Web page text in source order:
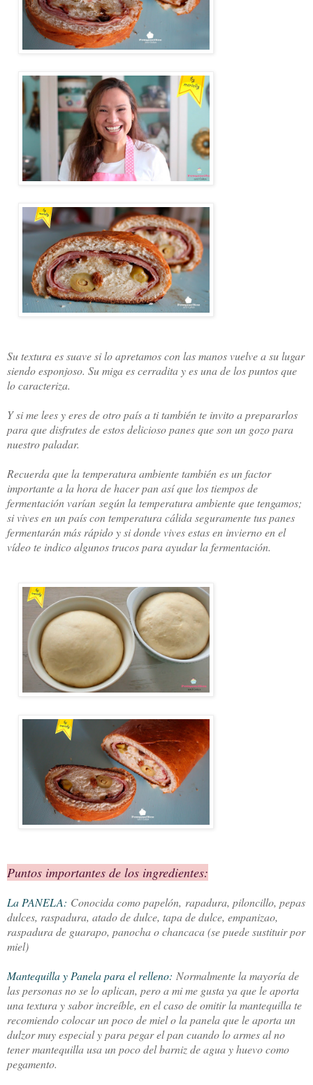
Su textura es suave si lo apretamos con las manos vuelve a su lugar
siendo esponjoso. Su miga es cerradita y es una de los puntos que
lo caracteriza.
Y si me lees y eres de otro país a ti también te invito a prepararlos
para que disfrutes de estos delicioso panes que son un gozo para
nuestro paladar.
Recuerda que la temperatura ambiente también es un factor
importante a la hora de hacer pan así que los tiempos de
fermentación varían según la temperatura ambiente que tengamos;
si vives en un país con temperatura cálida seguramente tus panes
fermentarán más rápido y si donde vives estas en invierno en el
vídeo te indico algunos trucos para ayudar la fermentación.
Puntos importantes de los ingredientes:
La PANELA: Conocida como papelón, rapadura, piloncillo, pepas
dulces, raspadura, atado de dulce, tapa de dulce, empanizao,
raspadura de guarapo, panocha o chancaca (se puede sustituir por
miel)
Mantequilla y Panela para el relleno: Normalmente la mayoría de
las personas no se lo aplican, pero a mi me gusta ya que le aporta
una textura y sabor increíble, en el caso de omitir la mantequilla te
recomiendo colocar un poco de miel o la panela que le aporta un
dulzor muy especial y para pegar el pan cuando lo armes al no
tener mantequilla usa un poco del barniz de agua y huevo como
pegamento.